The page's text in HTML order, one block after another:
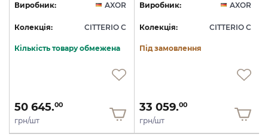
Виробник: AXOR
Колекція: CITTERIO C
Кількість товару обмежена
50 645.00
грн/шт
Виробник: AXOR
Колекція: CITTERIO C
Під замовлення
33 059.00
грн/шт